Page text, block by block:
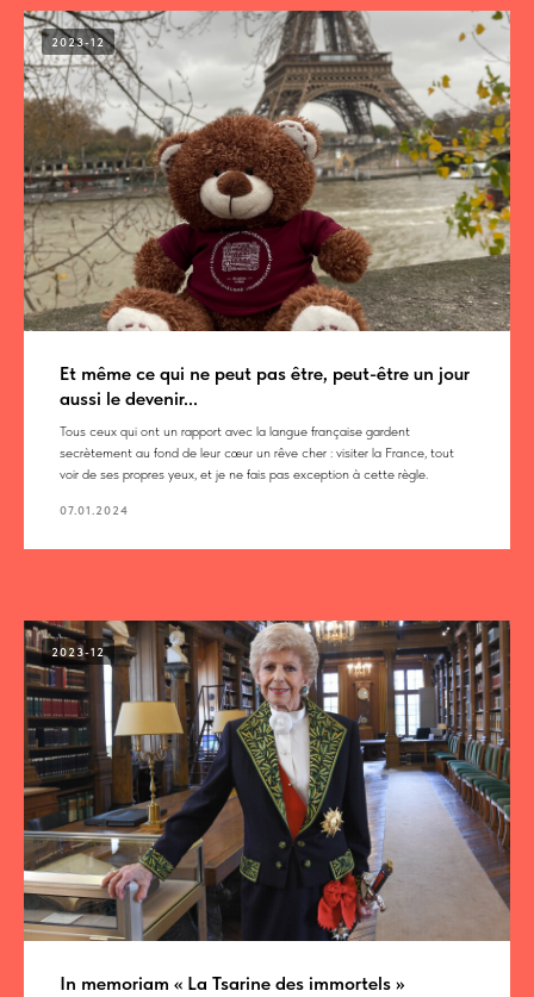
2023-12
Et même ce qui ne peut pas être, peut-être un jour
aussi le devenir...
Tous ceux qui ont un rapport avec la langue française gardent
secrètement au fond de leur cœur un rêve cher : visiter la France, tout
voir de ses propres yeux, et je ne fais pas exception à cette règle.
07.01.2024
2023-12
In memoriam « La Tsarine des immortels »